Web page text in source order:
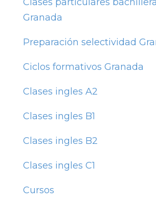
Granada
Preparación selectividad
Ciclos formativos Granada
Clases ingles A2
Clases ingles B1
Clases ingles B2
Clases ingles C1
Cursos